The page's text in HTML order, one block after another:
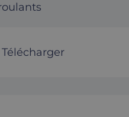
Télécharger